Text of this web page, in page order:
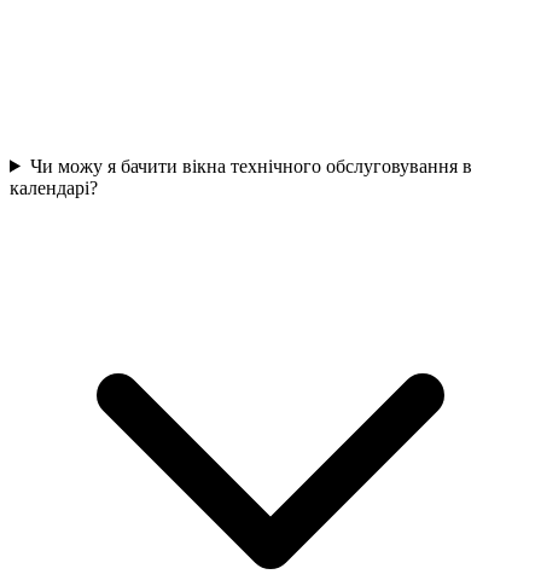
Чи можу я бачити вікна технічного обслуговування в
календарі?